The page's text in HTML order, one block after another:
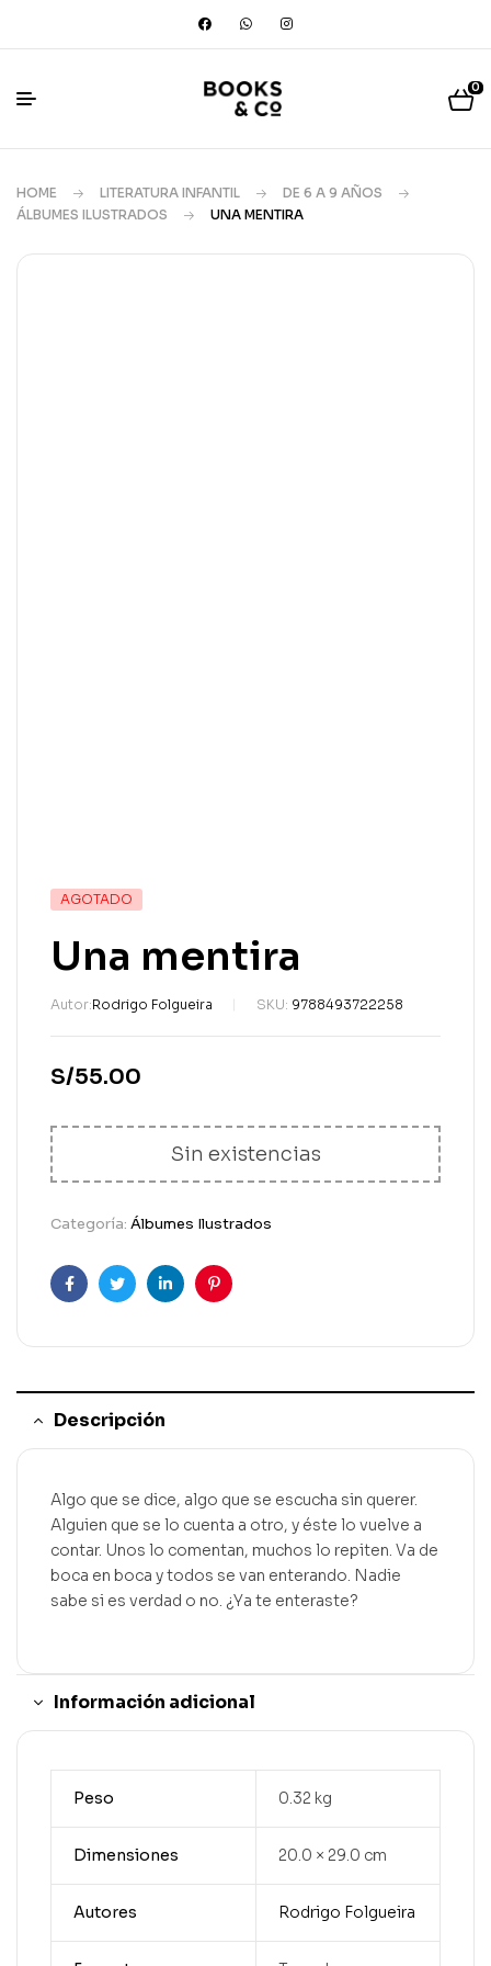
0
HOME LITERATURA INFANTIL
DE 6 A 9 AÑOS
ÁLBUMES ILUSTRADOS
UNA MENTIRA
AGOTADO
Una mentira
Autor:Rodrigo Folgueira SKU: 9788493722258
S/55.00
Sin existencias
Categoría: Álbumes Ilustrados
FacebookGorjeoLinkedInPinterest
Descripción
Algo que se dice, algo que se escucha sin querer.
Alguien que se lo cuenta a otro, y éste lo vuelve a
contar. Unos lo comentan, muchos lo repiten. Va de
boca en boca y todos se van enterando. Nadie
sabe si es verdad o no. ¿Ya te enteraste?
Información adicional
Peso 0.32 kg
Dimensiones 20.0 × 29.0 cm
Autores Rodrigo Folgueira